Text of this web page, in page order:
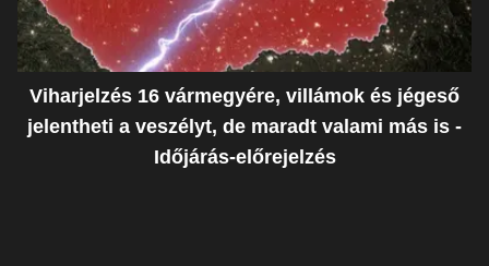
Viharjelzés 16 vármegyére, villámok és jégeső
jelentheti a veszélyt, de maradt valami más is -
Időjárás-előrejelzés